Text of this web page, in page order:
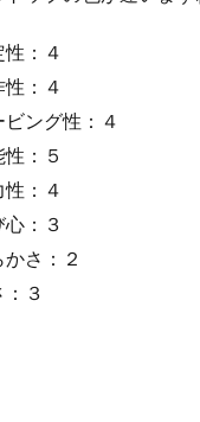
性：４
性：４
ビング性：４
性：５
性：４
心：３
かさ：２
：３